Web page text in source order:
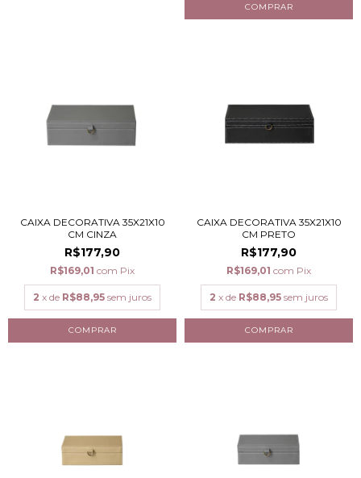
CAIXA DECORATIVA 35X21X10
CM CINZA
R$177,90
R$169,01 com Pix
2 x de R$88,95 sem juros
CAIXA DECORATIVA 35X21X10
CM PRETO
R$177,90
R$169,01 com Pix
2 x de R$88,95 sem juros